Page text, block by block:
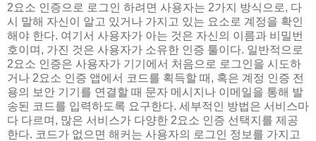
2요소 인증으로 로그인 하려면 사용자는 2가지 방식으로, 다
시 말해 자신이 알고 있거나 가지고 있는 요소로 계정을 확인
해야 한다. 여기서 사용자가 아는 것은 자신의 이름과 비밀번
호이며, 가진 것은 사용자가 소유한 인증 툴이다. 일반적으로
2요소 인증은 사용자가 기기에서 처음으로 로그인을 시도하
거나 2요소 인증 앱에서 코드를 획득할 때, 혹은 계정 인증 전
용의 보안 기기를 연결할 때 문자 메시지나 이메일을 통해 발
송된 코드를 입력하도록 요구한다. 세부적인 방법은 서비스마
다 다르며, 많은 서비스가 다양한 2요소 인증 선택지를 제공
한다. 코드가 없으면 해커는 사용자의 로그인 정보를 가지고